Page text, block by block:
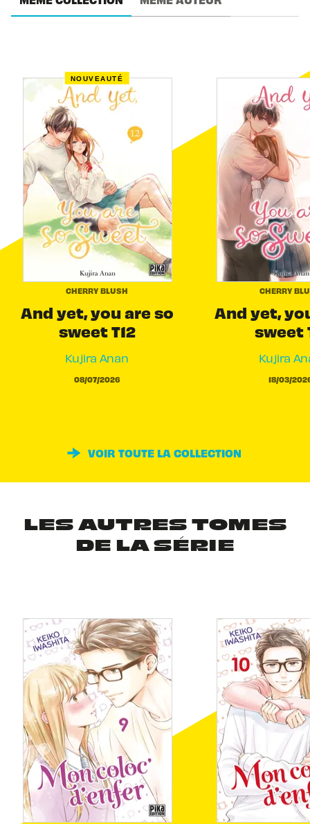
NOUVEAUTÉ
CHERRY BLUSH
And yet, you are so
sweet T12
Kujira Anan
08/07/2026
CHERRY
And yet,
sweet
Kujira
18/03/
VOIR TOUTE LA COLLECTION
LES AUTRES TOMES
DE LA SÉRIE